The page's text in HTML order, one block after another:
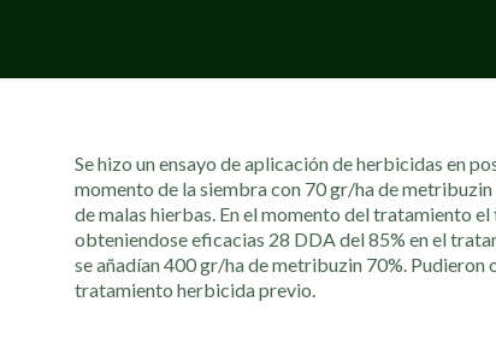
Se hizo un ensayo de aplicación de herbicidas en
momento de la siembra con 70 gr/ha de
de malas hierbas. En el momento del tratamiento
obteniendose eficacias 28 DDA del 85% en el
se añadían 400 gr/ha de metribuzin 70%.
tratamiento herbicida previo.